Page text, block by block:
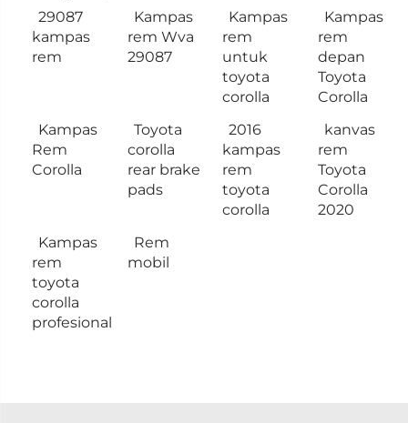
29087
kampas
rem
Kampas
rem Wva
29087
Kampas
rem
untuk
toyota
corolla
Kampas
rem
depan
Toyota
Corolla
Kampas
Rem
Corolla
Toyota
corolla
rear brake
pads
2016
kampas
rem
toyota
corolla
kanvas
rem
Toyota
Corolla
2020
Kampas
rem
toyota
corolla
profesional
Rem
mobil